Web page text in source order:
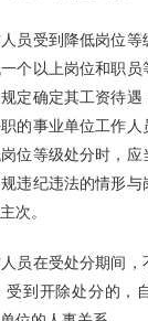
受到降低岗位等
个以上岗位和职员
定确定其工资待遇
的事业单位工作
位等级处分时，应
违纪违法的情形与
次。
在受处分期间，
受到开除处分的，